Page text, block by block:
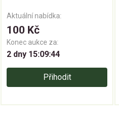
Aktuální nabídka:
100 Kč
Konec aukce za:
2 dny 15:09:43
Přihodit